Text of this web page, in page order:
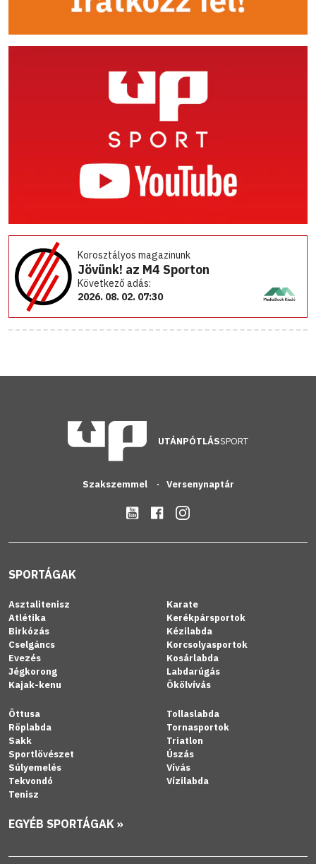
Korosztályos magazinunk
Jövünk! az M4 Sporton
Következő adás:
2026. 08. 02. 07:30
UTÁNPÓTLÁSSPORT
Szakszemmel Versenynaptár
SPORTÁGAK
Asztalitenisz
Atlétika
Birkózás
Cselgáncs
Evezés
Jégkorong
Kajak-kenu
Karate
Kerékpársportok
Kézilabda
Korcsolyasportok
Kosárlabda
Labdarúgás
Ökölvívás
Öttusa
Röplabda
Sakk
Sportlövészet
Súlyemelés
Tekvondó
Tenisz
Tollaslabda
Tornasportok
Triatlon
Úszás
Vívás
Vízilabda
EGYÉB SPORTÁGAK »